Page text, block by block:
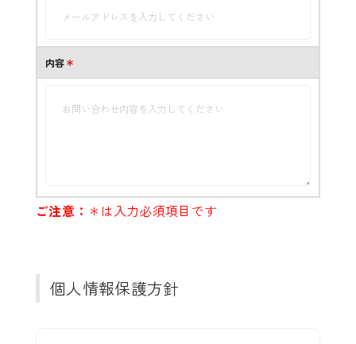
内容＊
ご注意： ＊は入力必須項目です
個人情報保護方針